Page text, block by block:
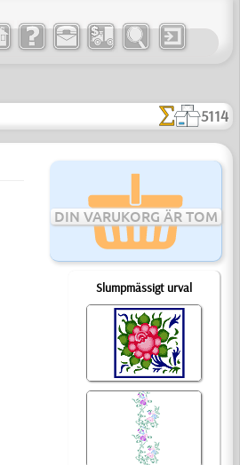
5114
DIN VARUKORG ÄR TOM
Slumpmässigt urval